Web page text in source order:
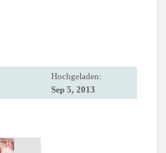
Hochgeladen:
Sep 5, 2013